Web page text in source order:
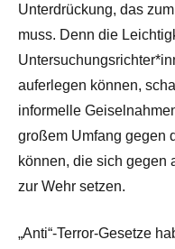
Unterdrückung, das
muss. Denn die
auferlegen können,
informelle
großem Umfang gegen
können, die sich gegen
zur Wehr setzen.
„Anti“-Terror-Gesetze